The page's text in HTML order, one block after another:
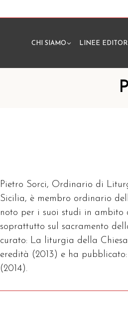
CHI SIAMO LINEE
Pietro Sorci, Ordinario di
Sicilia, è membro ordinario
noto per i suoi studi in
soprattutto sul sacramento
curato: La liturgia della
eredità (2013) e ha
(2014).